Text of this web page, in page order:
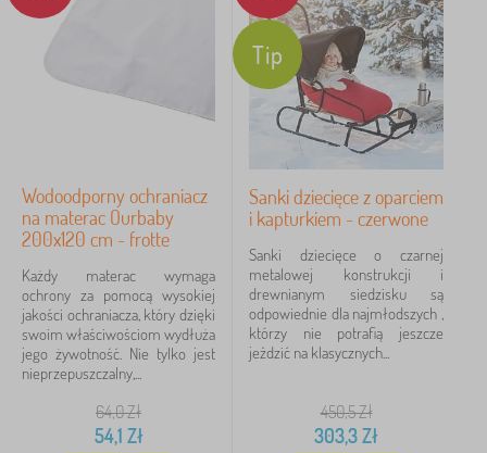
Wodoodporny ochraniacz
na materac Ourbaby
200x120 cm - frotte
Każdy materac wymaga
ochrony za pomocą wysokiej
jakości ochraniacza, który dzięki
swoim właściwościom wydłuża
jego żywotność. Nie tylko jest
nieprzepuszczalny,...
64,0Zł
54,1 Zł
Tip
Sanki dziecięce z oparciem
i kapturkiem - czerwone
Sanki dziecięce o czarnej
metalowej konstrukcji i
drewnianym siedzisku są
odpowiednie dla najmłodszych ,
którzy nie potrafią jeszcze
jeździć na klasycznych...
450,5Zł
303,3Zł